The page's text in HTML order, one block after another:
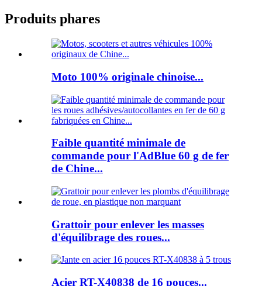
Produits phares
Moto 100% originale chinoise...
Faible quantité minimale de
commande pour l'AdBlue 60 g de fer
de Chine...
Grattoir pour enlever les masses
d'équilibrage des roues...
Acier RT-X40838 de 16 pouces...